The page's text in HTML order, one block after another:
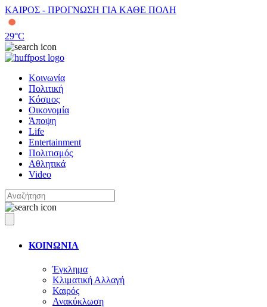
ΚΑΙΡΟΣ - ΠΡΟΓΝΩΣΗ ΓΙΑ ΚΑΘΕ ΠΟΛΗ
29°C
Κοινωνία
Πολιτική
Κόσμος
Οικονομία
Άποψη
Life
Entertainment
Πολιτισμός
Αθλητικά
Video
ΚΟΙΝΩΝΙΑ
Έγκλημα
Κλιματική Αλλαγή
Καιρός
Ανακύκλωση